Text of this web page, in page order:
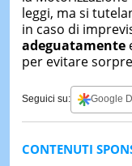
leggi, ma si
in caso di
adeguatamente
per evitare
Seguici su: Google